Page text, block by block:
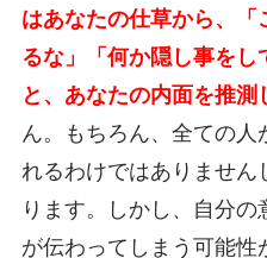
はあなたの仕草から、
るな」「何か隠し事を
と、あなたの内面を推測
ん。もちろん、全ての人
れるわけではありません
ります。しかし、自分
が伝わってしまう可能性